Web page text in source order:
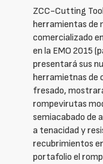
ZCC-Cutting
herramientas de
comercializado
en la EMO 2015
presentará sus
herramietnas de
fresado,
rompevirutas
semiacabado de
a tenacidad y
recubrimientos
portafolio el